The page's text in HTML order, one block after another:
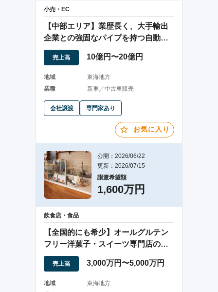
小売・EC
【中部エリア】業歴長く、大手輸出
企業との強固なパイプを持つ自動車
輸出販売業
売上高 10億円〜20億円
地域
東海地方
業種
新車／中古車販売
会社譲渡 専門家あり
お気に入り
公開：2026/06/22
更新：2026/07/15
譲渡希望額
1,600万円
飲食店・食品
【全国的にも希少】オールグルテン
フリー洋菓子・スイーツ専門店の事
業譲渡
売上高 3,000万円〜5,000万円
地域
東海地方